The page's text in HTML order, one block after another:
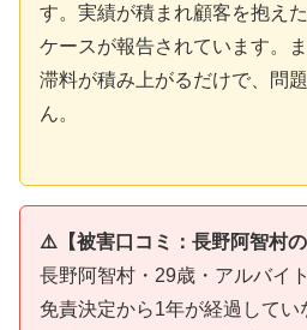
す。実績が積まれ顧客を抱え
ケースが報告されています。
滞料が積み上がるだけで、問
ん。
⚠️【被害口コミ：長野阿智村の
長野阿智村・29歳・アルバイ
免責決定から1年が経過して